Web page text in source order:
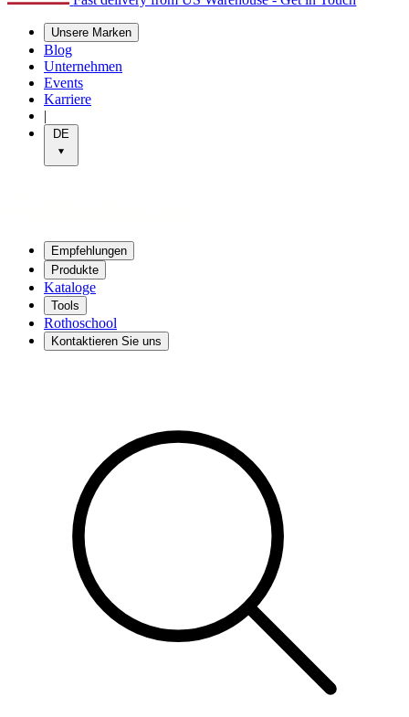
Unsere Marken
Blog
Unternehmen
Events
Karriere
|
DE
Empfehlungen
Produkte
Kataloge
Tools
Rothoschool
Kontaktieren Sie uns